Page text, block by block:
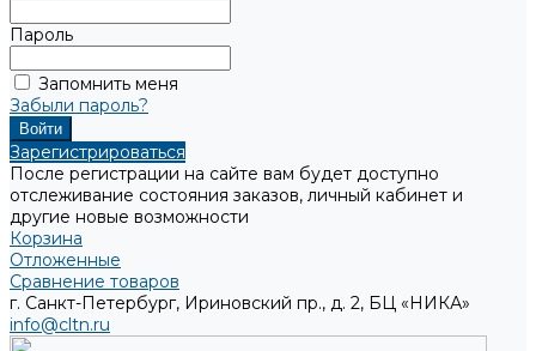
Пароль
Запомнить меня
Забыли пароль?
Зарегистрироваться
После регистрации на сайте вам будет доступно
отслеживание состояния заказов, личный кабинет и
другие новые возможности
Корзина
Отложенные
Сравнение товаров
г. Санкт-Петербург, Ириновский пр., д. 2, БЦ «НИКА»
info@cltn.ru